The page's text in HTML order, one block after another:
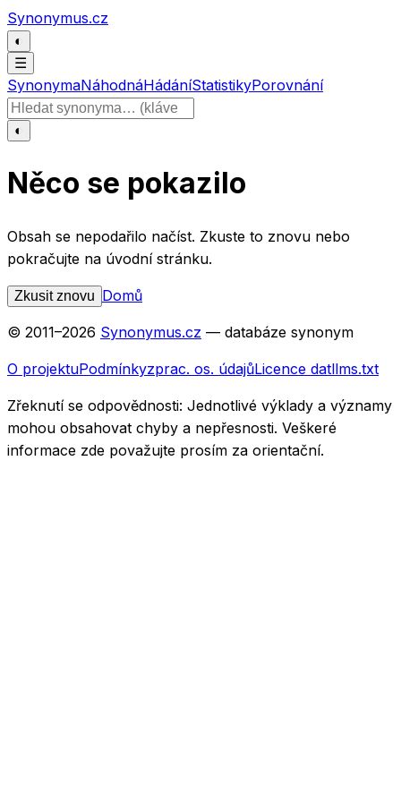
Přeskočit na obsah
Synonymus.cz
◐
☰
SynonymaNáhodnáHádáníStatistikyPorovnání
Hledat slovo
◐
Něco se pokazilo
Obsah se nepodařilo načíst. Zkuste to znovu nebo
pokračujte na úvodní stránku.
Zkusit znovu Domů
© 2011–2026 Synonymus.cz — databáze synonym
O projektuPodmínkyzprac. os. údajůLicence datllms.txt
Zřeknutí se odpovědnosti: Jednotlivé výklady a významy
mohou obsahovat chyby a nepřesnosti. Veškeré
informace zde považujte prosím za orientační.